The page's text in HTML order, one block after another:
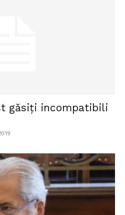
găsiți incompatibili